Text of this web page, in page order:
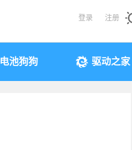
登录 注册
电池狗狗 驱动之家